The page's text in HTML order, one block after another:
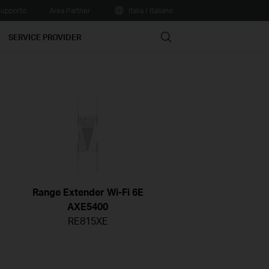
SERVICE PROVIDER Search
Range Extender Wi-Fi 6E
AXE5400
RE815XE